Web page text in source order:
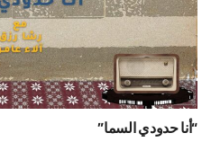
“أنا حدودي السما”